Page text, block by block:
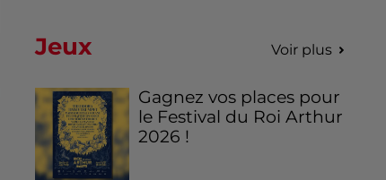
Jeux Voir plus
Gagnez vos places pour
le Festival du Roi Arthur
2026 !